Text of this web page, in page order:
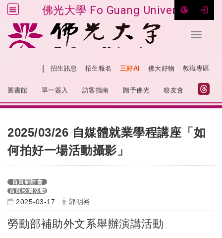
佛光大學 Fo Guang University
Toggle
跳到主要內容
招生訊息 招生報名 三好AI 佛大好物 教職專區
圖書館 單一簽入 訪客指南 贈予佛光 校友會
2025/03/26 自媒體就業學程講座「如
何拍好一場活動攝影」
首頁研討會
首頁校園活動
2025-03-17 郭明裕
勞動部補助外文系舉辦演講活動